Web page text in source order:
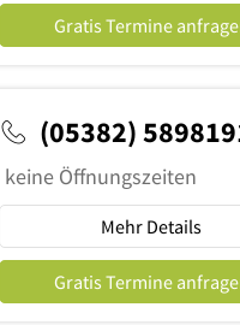
Gratis Termine
(05382)
keine Öffnungszeiten
Mehr Details
Gratis Termine